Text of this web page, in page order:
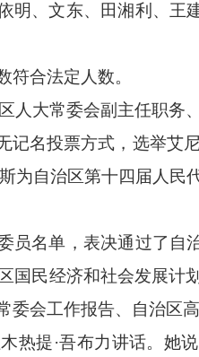
明、文东、田湘利、
符合法定人数。
人大常委会副主任职务
记名投票方式，选举艾
为自治区第十四届人民
员名单，表决通过了
国民经济和社会发展计
会工作报告、自治区
热提·吾布力讲话。她